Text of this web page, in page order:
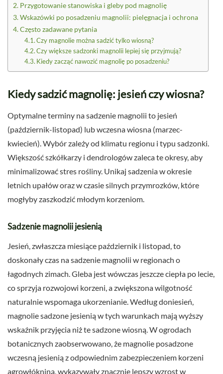
Przygotowanie stanowiska i gleby pod magnolię
Wskazówki po posadzeniu magnolii: pielęgnacja i ochrona
Często zadawane pytania
Czy magnolie można sadzić tylko wiosną?
Czy większe sadzonki magnolii lepiej się przyjmują?
Kiedy zacząć nawozić magnolię po posadzeniu?
Kiedy sadzić magnolię: jesień czy wiosna?
Optymalne terminy na sadzenie magnolii to jesień
(październik-listopad) lub wczesna wiosna (marzec-
kwiecień). Wybór zależy od klimatu regionu i typu sadzonki.
Większość szkółkarzy i dendrologów zaleca te okresy, aby
minimalizować stres rośliny. Unikaj sadzenia w okresie
letnich upałów oraz w czasie silnych przymrozków, które
mogłyby zaszkodzić młodym korzeniom.
Sadzenie magnolii jesienią
Jesień, zwłaszcza miesiące październik i listopad, to
doskonały czas na sadzenie magnolii w regionach o
łagodnych zimach. Gleba jest wówczas jeszcze ciepła po lecie,
co sprzyja rozwojowi korzeni, a zwiększona wilgotność
naturalnie wspomaga ukorzenianie. Według doniesień,
magnolie sadzone jesienią w tych warunkach mają wyższy
wskaźnik przyjęcia niż te sadzone wiosną. W ogrodach
botanicznych zaobserwowano, że magnolie posadzone
wczesną jesienią z odpowiednim zabezpieczeniem korzeni
agrowłókniną, wykazywały znacznie lepszy wzrost w